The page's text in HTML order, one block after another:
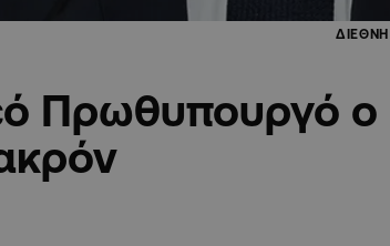
ΔΙΕΘΝΗ
Πρωθυπουργό ο